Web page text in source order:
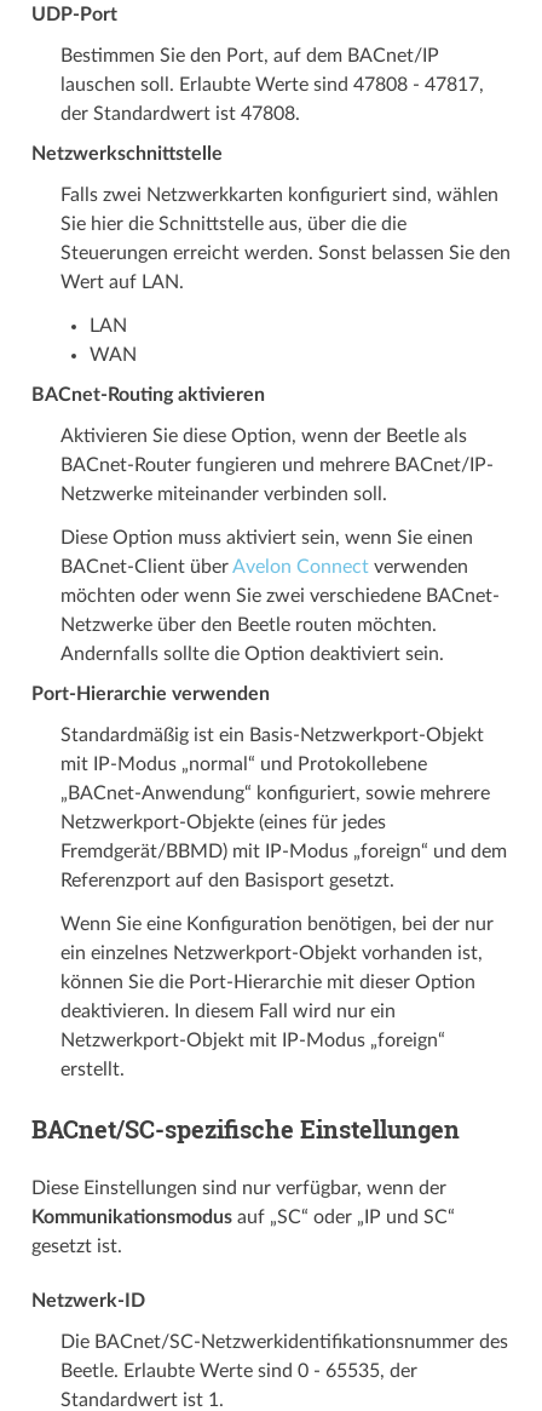
UDP-Port
Bestimmen Sie den Port, auf dem BACnet/IP
lauschen soll. Erlaubte Werte sind 47808 - 47817,
der Standardwert ist 47808.
Netzwerkschnittstelle
Falls zwei Netzwerkkarten konfiguriert sind, wählen
Sie hier die Schnittstelle aus, über die die
Steuerungen erreicht werden. Sonst belassen Sie den
Wert auf LAN.
LAN
WAN
BACnet-Routing aktivieren
Aktivieren Sie diese Option, wenn der Beetle als
BACnet-Router fungieren und mehrere BACnet/IP-
Netzwerke miteinander verbinden soll.
Diese Option muss aktiviert sein, wenn Sie einen
BACnet-Client überAvelon Connectverwenden
möchten oder wenn Sie zwei verschiedene BACnet-
Netzwerke über den Beetle routen möchten.
Andernfalls sollte die Option deaktiviert sein.
Port-Hierarchie verwenden
Standardmäßig ist ein Basis-Netzwerkport-Objekt
mit IP-Modus „normal“ und Protokollebene
„BACnet-Anwendung“ konfiguriert, sowie mehrere
Netzwerkport-Objekte (eines für jedes
Fremdgerät/BBMD) mit IP-Modus „foreign“ und dem
Referenzport auf den Basisport gesetzt.
Wenn Sie eine Konfiguration benötigen, bei der nur
ein einzelnes Netzwerkport-Objekt vorhanden ist,
können Sie die Port-Hierarchie mit dieser Option
deaktivieren. In diesem Fall wird nur ein
Netzwerkport-Objekt mit IP-Modus „foreign“
erstellt.
BACnet/SC-spezifische Einstellungen
Diese Einstellungen sind nur verfügbar, wenn der
Kommunikationsmodusauf „SC“ oder „IP und SC“
gesetzt ist.
Netzwerk-ID
Die BACnet/SC-Netzwerkidentifikationsnummer des
Beetle. Erlaubte Werte sind 0 - 65535, der
Standardwert ist 1.